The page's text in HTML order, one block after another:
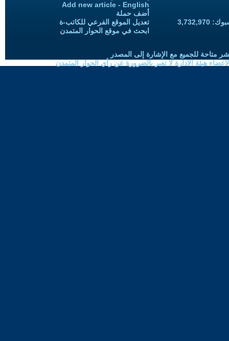
Add new article - English
أضف حملة
تعديل الموقع الفرعي للكاتب-ة
ابحث في موقع الحوار المتمدن
متاحة للجميع مع الإشارة إلى المصدر
هيئة الادارة لا تعبر بالضرورة عن رأي الحوار المتمدن